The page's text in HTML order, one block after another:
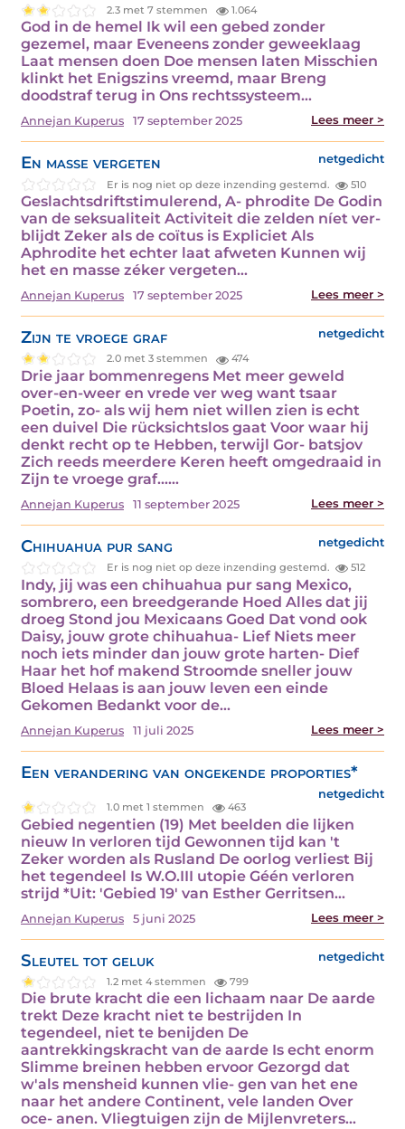
2.3 met 7 stemmen 1.064
God in de hemel Ik wil een gebed zonder
gezemel, maar Eveneens zonder geweeklaag
Laat mensen doen Doe mensen laten Misschien
klinkt het Enigszins vreemd, maar Breng
doodstraf terug in Ons rechtssysteem…
Annejan Kuperus 17 september 2025 Lees meer >
En masse vergeten netgedicht
Er is nog niet op deze inzending gestemd. 510
Geslachtsdriftstimulerend, A- phrodite De Godin
van de seksualiteit Activiteit die zelden níet ver-
blijdt Zeker als de coïtus is Expliciet Als
Aphrodite het echter laat afweten Kunnen wij
het en masse zéker vergeten…
Annejan Kuperus 17 september 2025 Lees meer >
Zijn te vroege graf netgedicht
2.0 met 3 stemmen 474
Drie jaar bommenregens Met meer geweld
over-en-weer en vrede ver weg want tsaar
Poetin, zo- als wij hem niet willen zien is echt
een duivel Die rücksichtslos gaat Voor waar hij
denkt recht op te Hebben, terwijl Gor- batsjov
Zich reeds meerdere Keren heeft omgedraaid in
Zijn te vroege graf...…
Annejan Kuperus 11 september 2025 Lees meer >
Chihuahua pur sang netgedicht
Er is nog niet op deze inzending gestemd. 512
Indy, jij was een chihuahua pur sang Mexico,
sombrero, een breedgerande Hoed Alles dat jij
droeg Stond jou Mexicaans Goed Dat vond ook
Daisy, jouw grote chihuahua- Lief Niets meer
noch iets minder dan jouw grote harten- Dief
Haar het hof makend Stroomde sneller jouw
Bloed Helaas is aan jouw leven een einde
Gekomen Bedankt voor de…
Annejan Kuperus 11 juli 2025 Lees meer >
Een verandering van ongekende proporties*
netgedicht
1.0 met 1 stemmen 463
Gebied negentien (19) Met beelden die lijken
nieuw In verloren tijd Gewonnen tijd kan 't
Zeker worden als Rusland De oorlog verliest Bij
het tegendeel Is W.O.III utopie Géén verloren
strijd *Uit: 'Gebied 19' van Esther Gerritsen…
Annejan Kuperus 5 juni 2025 Lees meer >
Sleutel tot geluk netgedicht
1.2 met 4 stemmen 799
Die brute kracht die een lichaam naar De aarde
trekt Deze kracht niet te bestrijden In
tegendeel, niet te benijden De
aantrekkingskracht van de aarde Is echt enorm
Slimme breinen hebben ervoor Gezorgd dat
w'als mensheid kunnen vlie- gen van het ene
naar het andere Continent, vele landen Over
oce- anen. Vliegtuigen zijn de Mijlenvreters…